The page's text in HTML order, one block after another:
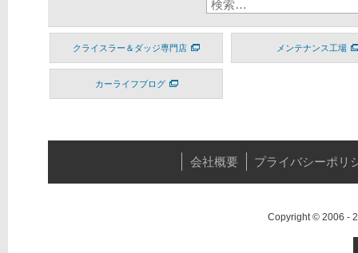
クライスラー＆ダッジ専門店 メンテナンス工場
カーライフブログ
会社概要 プライバシーポリ
Copyright © 2006 -